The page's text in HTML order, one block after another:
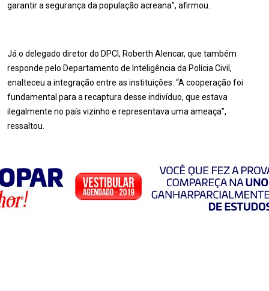
garantir a segurança da população acreana”, afirmou.
Já o delegado diretor do DPCI, Roberth Alencar, que também
responde pelo Departamento de Inteligência da Polícia Civil,
enalteceu a integração entre as instituições. “A cooperação foi
fundamental para a recaptura desse indivíduo, que estava
ilegalmente no país vizinho e representava uma ameaça”,
ressaltou.